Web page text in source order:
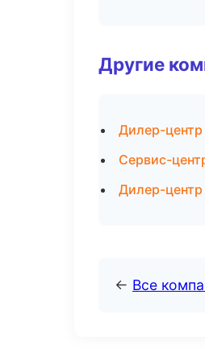
Другие
Дилер-
Сервис-
Дилер-
← Все